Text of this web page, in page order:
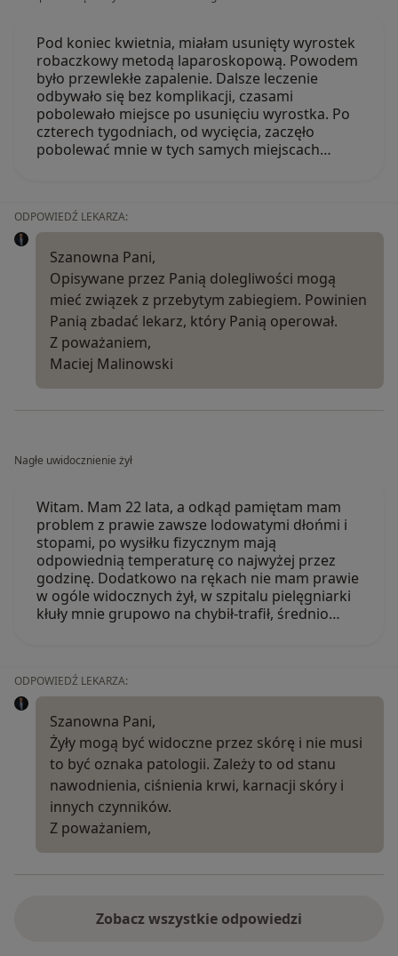
Pod koniec kwietnia, miałam usunięty wyrostek
robaczkowy metodą laparoskopową. Powodem
było przewlekłe zapalenie. Dalsze leczenie
odbywało się bez komplikacji, czasami
pobolewało miejsce po usunięciu wyrostka. Po
czterech tygodniach, od wycięcia, zaczęło
pobolewać mnie w tych samych miejscach…
ODPOWIEDŹ LEKARZA:
Szanowna Pani,
Opisywane przez Panią dolegliwości mogą
mieć związek z przebytym zabiegiem. Powinien
Panią zbadać lekarz, który Panią operował.
Z poważaniem,
Maciej Malinowski
Nagłe uwidocznienie żył
Witam. Mam 22 lata, a odkąd pamiętam mam
problem z prawie zawsze lodowatymi dłońmi i
stopami, po wysiłku fizycznym mają
odpowiednią temperaturę co najwyżej przez
godzinę. Dodatkowo na rękach nie mam prawie
w ogóle widocznych żył, w szpitalu pielęgniarki
kłuły mnie grupowo na chybił-trafił, średnio…
ODPOWIEDŹ LEKARZA:
Szanowna Pani,
Żyły mogą być widoczne przez skórę i nie musi
to być oznaka patologii. Zależy to od stanu
nawodnienia, ciśnienia krwi, karnacji skóry i
innych czynników.
Z poważaniem,
Zobacz wszystkie odpowiedzi